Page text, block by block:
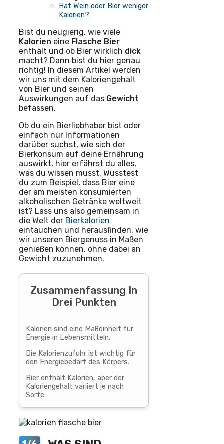
Hat Wein oder Bier weniger
Kalorien?
Bist du neugierig, wie viele
Kalorien eine Flasche Bier
enthält und ob Bier wirklich dick
macht? Dann bist du hier genau
richtig! In diesem Artikel werden
wir uns mit dem Kaloriengehalt
von Bier und seinen
Auswirkungen auf das Gewicht
befassen.
Ob du ein Bierliebhaber bist oder
einfach nur Informationen
darüber suchst, wie sich der
Bierkonsum auf deine Ernährung
auswirkt, hier erfährst du alles,
was du wissen musst. Wusstest
du zum Beispiel, dass Bier eine
der am meisten konsumierten
alkoholischen Getränke weltweit
ist? Lass uns also gemeinsam in
die Welt der Bierkalorien
eintauchen und herausfinden, wie
wir unseren Biergenuss in Maßen
genießen können, ohne dabei an
Gewicht zuzunehmen.
Zusammenfassung In
Drei Punkten
Kalorien sind eine Maßeinheit für
Energie in Lebensmitteln.
Die Kalorienzufuhr ist wichtig für
den Energiebedarf des Körpers.
Bier enthält Kalorien, aber der
Kaloriengehalt variiert je nach
Sorte.